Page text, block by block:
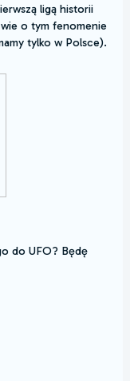
ligą historii
o tym fenomenie
tylko w Polsce).
do UFO? Będę